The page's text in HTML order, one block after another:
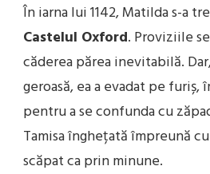
În iarna lui 1142, Matilda s-a
Castelul Oxford. Proviziile
căderea părea inevitabilă.
geroasă, ea a evadat pe furiș,
pentru a se confunda cu
Tamisa înghețată împreună
scăpat ca prin minune.